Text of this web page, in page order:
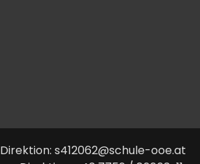
Direktion: s412062@schule-ooe.at